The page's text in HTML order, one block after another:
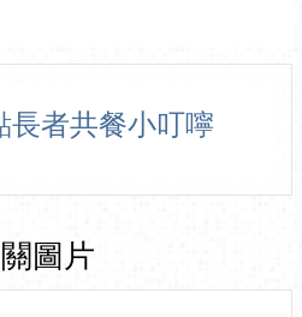
長者共餐小叮嚀
圖片